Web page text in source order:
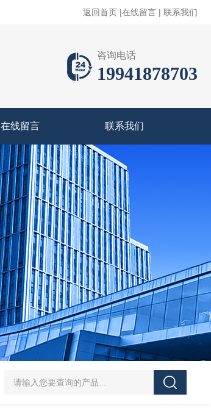
返回首页 |在线留言 | 联系我们
咨询电话
19941878703
在线留言 联系我们
SJMFSID/希德 鸡骨泥湿法粉碎胶体磨 超细粉